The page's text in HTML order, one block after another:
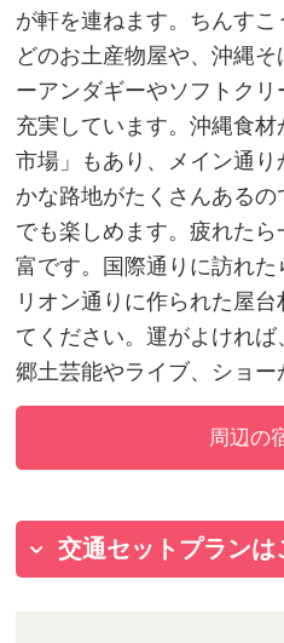
が軒を連ねます。ちんす
どのお土産物屋や、沖縄
ーアンダギーやソフトク
充実しています。沖縄食
市場」もあり、メイン通
かな路地がたくさんある
でも楽しめます。疲れた
富です。国際通りに訪れ
リオン通りに作られた屋
てください。運がよけれ
郷土芸能やライブ、ショー
周辺の
交通セットプランは